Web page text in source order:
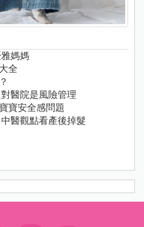
媽媽
全
醫院是風險管理
寶安全感問題
醫觀點看產後掉髮